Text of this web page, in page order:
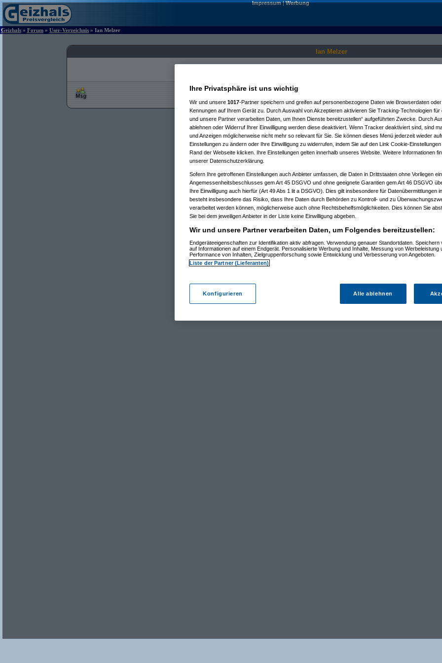
Impressum|Werbung
Geizhals » Forum » User-Verzeichnis » Ian Melzer
Ian Melzer
Ihre Privatsphäre ist uns wichtig
Wir und unsere 1017-Partner speichern und greifen auf personenbezogene Daten wie Browserdaten
Kennungen auf Ihrem Gerät zu. Durch Auswahl von Akzeptieren aktivieren Sie Tracking-Technologien für
und unsere Partner verarbeiten Daten, um Ihnen Dienste bereitzustellen“ aufgeführten Zwecke. Durch
ablehnen oder Widerruf Ihrer Einwilligung werden diese deaktiviert. Wenn Tracker deaktiviert sind, sind
und Anzeigen möglicherweise nicht mehr so relevant für Sie. Sie können dieses Menü jederzeit wieder
Einstellungen zu ändern oder Ihre Einwilligung zu widerrufen, indem Sie auf den Link Cookie-
Rand der Webseite klicken. Ihre Einstellungen gelten innerhalb unseres Website. Weitere Informationen
unserer Datenschutzerklärung.
Sofern Ihre getroffenen Einstellungen auch Anbieter umfassen, die Daten in Drittstaaten ohne Vorliegen
Angemessenheitsbeschlusses gem Art 45 DSGVO und ohne geeignete Garantien gem Art 46 DSGVO
Ihre Einwilligung auch hierfür (Art 49 Abs 1 lit a DSGVO). Dies gilt insbesondere für Datenübermittlungen
besteht insbesondere das Risiko, dass Ihre Daten durch Behörden zu Kontroll- und zu
verarbeitet werden können, möglicherweise auch ohne Rechtsbehelfsmöglichkeiten. Dies können Sie
Sie bei dem jeweiligen Anbieter in der Liste keine Einwilligung abgeben.
Wir und unsere Partner verarbeiten Daten, um Folgendes bereitzustellen:
Endgeräteeigenschaften zur Identifikation aktiv abfragen. Verwendung genauer Standortdaten. Speichern
auf Informationen auf einem Endgerät. Personalisierte Werbung und Inhalte, Messung von Werbeleistung
Performance von Inhalten, Zielgruppenforschung sowie Entwicklung und Verbesserung von Angeboten.
Liste der Partner (Lieferanten)
Konfigurieren Alle ablehnen